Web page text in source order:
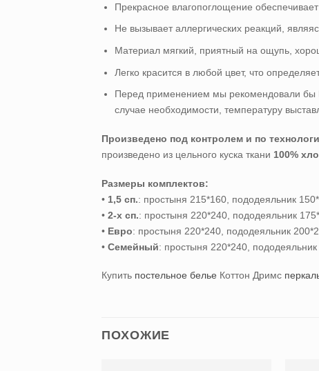
Прекрасное влагопоглощение обеспечивает
Не вызывает аллергических реакций,
Материал мягкий, приятный на ощупь,
Легко красится в любой цвет, что
Перед применением мы рекомендовали бы
случае необходимости, температуру
Произведено под контролем и по
произведено из цельного куска ткани 100%
Размеры комплектов:
• 1,5 сп.: простыня 215*160, пододеяльник
• 2-х сп.: простыня 220*240, пододеяльник
• Евро: простыня 220*240, пододеяльник
• Семейный: простыня 220*240,
Купить постельное белье Коттон Дримс
ПОХОЖИЕ